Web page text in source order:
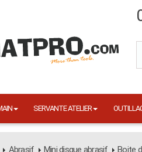
SERVANTE ATELIER
Abrasif Mini disque abrasif Boite